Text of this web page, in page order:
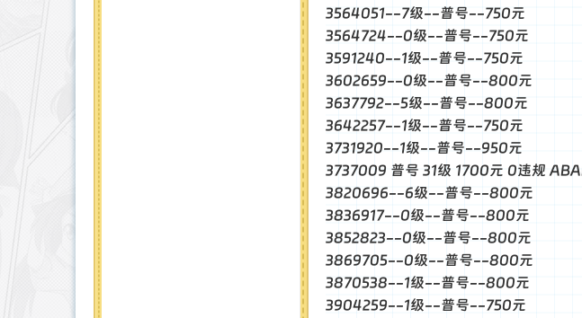
3564051--7级--普号--750元
3564724--0级--普号--750元
3591240--1级--普号--750元
3602659--0级--普号--800元
3637792--5级--普号--800元
3642257--1级--普号--750元
3731920--1级--普号--950元
3737009 普号 31级 1700元 0违规
3820696--6级--普号--800元
3836917--0级--普号--800元
3852823--0级--普号--800元
3869705--0级--普号--800元
3870538--1级--普号--800元
3904259--1级--普号--750元